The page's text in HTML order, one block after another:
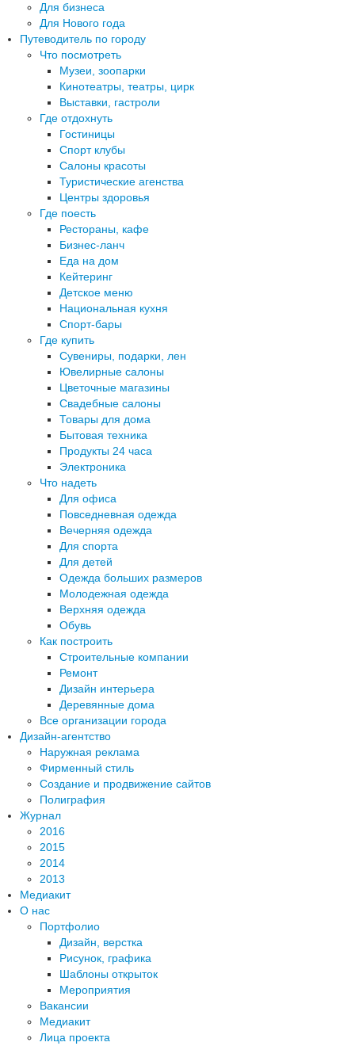
Для бизнеса
Для Нового года
Путеводитель по городу
Что посмотреть
Музеи, зоопарки
Кинотеатры, театры, цирк
Выставки, гастроли
Где отдохнуть
Гостиницы
Спорт клубы
Салоны красоты
Туристические агенства
Центры здоровья
Где поесть
Рестораны, кафе
Бизнес-ланч
Еда на дом
Кейтеринг
Детское меню
Национальная кухня
Спорт-бары
Где купить
Сувениры, подарки, лен
Ювелирные салоны
Цветочные магазины
Свадебные салоны
Товары для дома
Бытовая техника
Продукты 24 часа
Электроника
Что надеть
Для офиса
Повседневная одежда
Вечерняя одежда
Для спорта
Для детей
Одежда больших размеров
Молодежная одежда
Верхняя одежда
Обувь
Как построить
Строительные компании
Ремонт
Дизайн интерьера
Деревянные дома
Все организации города
Дизайн-агентство
Наружная реклама
Фирменный стиль
Создание и продвижение сайтов
Полиграфия
Журнал
2016
2015
2014
2013
Медиакит
О нас
Портфолио
Дизайн, верстка
Рисунок, графика
Шаблоны открыток
Мероприятия
Вакансии
Медиакит
Лица проекта